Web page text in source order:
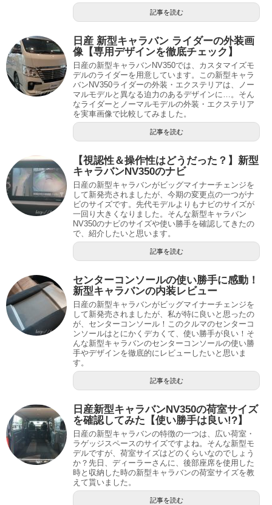
記事を読む
日産 新型キャラバン ライダーの外装画
像【専用デザインを徹底チェック】
日産の新型キャラバンNV350では、カスタマイズモ
デルのライダーを用意しています。この新型キャラ
バンNV350ライダーの外装・エクステリアは、ノー
マルモデルと異なる迫力のあるデザインに…。そん
なライダーとノーマルモデルの外装・エクステリア
を実車画像で比較してみました。
記事を読む
【視認性＆操作性はどうだった？】新型
キャラバンNV350のナビ
日産の新型キャラバンがビッグマイナーチェンジを
して新発売されましたが、今期の変更点の一つがナ
ビのサイズです。先代モデルよりもナビのサイズが
一回り大きくなりました。そんな新型キャラバン
NV350のナビのサイズや使い勝手を確認してきたの
で、紹介したいと思います。
記事を読む
センターコンソールの使い勝手に感動！
新型キャラバンの内装レビュー
日産の新型キャラバンがビッグマイナーチェンジを
して新発売されましたが、私が特に良いと思ったの
が、センターコンソール！このクルマのセンターコ
ンソールはとにかくデカくて、使い勝手が良い！そ
んな新型キャラバンのセンターコンソールの使い勝
手やデザインを徹底的にレビューしたいと思いま
す。
記事を読む
日産新型キャラバンNV350の荷室サイズ
を確認してみた【使い勝手は良い!?】
日産の新型キャラバンの特徴の一つは、広い荷室・
ラゲッジスペースのサイズですよね。そんな新型モ
デルですが、荷室サイズはどのくらいなのでしょう
か？先日、ディーラーさんに、後部座席を使用した
時と収納した時の新型キャラバンの荷室サイズを教
えて貰いました。
記事を読む